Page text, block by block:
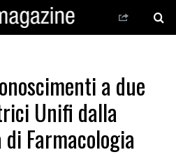
a due
Unifi dalla
Farmacologia